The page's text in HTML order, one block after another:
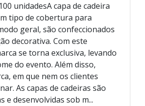
unidadesA capa de cadeira
tipo de cobertura para
geral, são confeccionados
decorativa. Com este
se torna exclusiva, levando
do evento. Além disso,
em que nem os clientes
As capas de cadeiras são
e desenvolvidas sob m...